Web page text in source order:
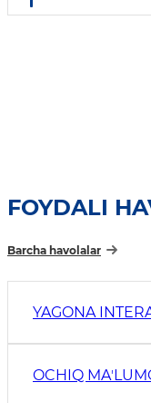
FOYDALI
Barcha havolalar
YAGONA
OCHIQ